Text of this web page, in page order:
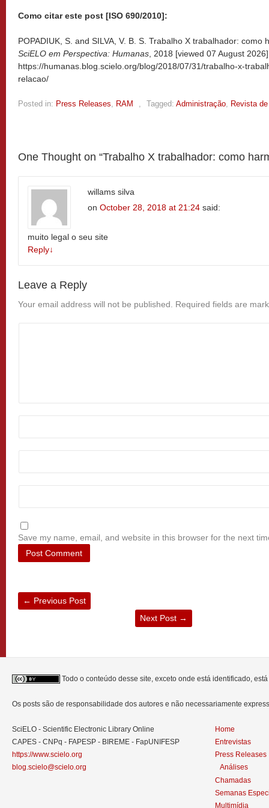
Como citar este post [ISO 690/2010]:
POPADIUK, S. and SILVA, V. B. S. Trabalho X trabalhador:
SciELO em Perspectiva: Humanas , 2018 [viewed 07 August
https://humanas.blog.scielo.org/blog/2018/07/31/trabalho-x-
relacao/
Posted in: Press Releases RAM Tagged: Administração Revista
One Thought on “Trabalho X trabalhador: como
willams silva
on October 28, 2018 at 21:24 said:
muito legal o seu site
Reply↓
Leave a Reply
Your email address will not be published. Required fields are
Save my name, email, and website in this browser for the next
← Previous Post
Next Post →
Todo o conteúdo desse site, exceto onde está identificado,
Os posts são de responsabilidade dos autores e não necessariamente
SciELO - Scientific Electronic Library Online
CAPES - CNPq - FAPESP - BIREME - FapUNIFESP
https://www.scielo.org
blog.scielo@scielo.org
Home
Entrevistas
Press Releases
Análises
Chamadas
Semanas
Multimídia